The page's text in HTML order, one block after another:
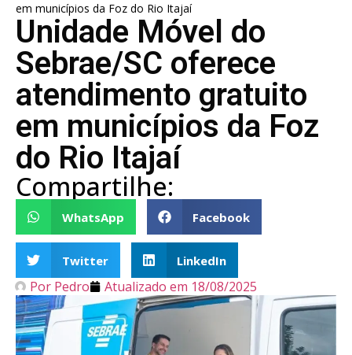
em municípios da Foz do Rio Itajaí
Unidade Móvel do
Sebrae/SC oferece
atendimento gratuito
em municípios da Foz
do Rio Itajaí
Compartilhe:
WhatsApp Facebook
Twitter LinkedIn
Por Pedro Atualizado em 18/08/2025